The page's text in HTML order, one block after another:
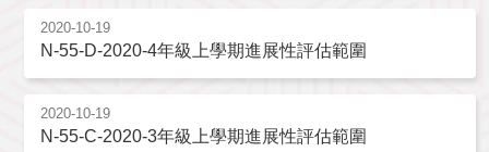
2020-10-19
N-55-D-2020-4年級上學期進展性評估範圍
2020-10-19
N-55-C-2020-3年級上學期進展性評估範圍